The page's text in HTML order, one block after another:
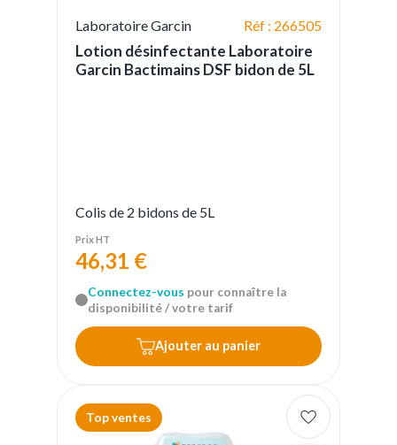
Laboratoire Garcin Réf : 266505
Lotion désinfectante Laboratoire
Garcin Bactimains DSF bidon de 5L
Colis de 2 bidons de 5L
Prix HT
46,31 €
Connectez-vous pour connaître la
disponibilité / votre tarif
Ajouter au panier
Top ventes